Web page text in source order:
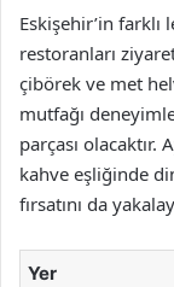
Eskişehir’in
restoranları
çibörek ve met
mutfağı
parçası olacaktır.
kahve eşliğinde
fırsatını da
Yer